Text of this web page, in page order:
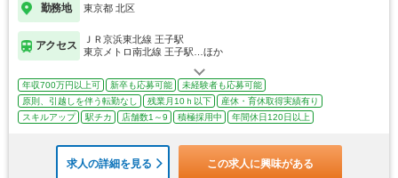
勤務地 東京都 北区
アクセス
ＪＲ京浜東北線 王子駅
東京メトロ南北線 王子駅…ほか
年収700万円以上可 新卒も応募可能
未経験者も応募可能
原則、引越しを伴う転勤なし
残業月10ｈ以下
産休・育休取得実績有り
スキルアップ
駅チカ 店舗数1～9 積極採用中 年間休日120日以上
求人の詳細を見る この求人に興味がある